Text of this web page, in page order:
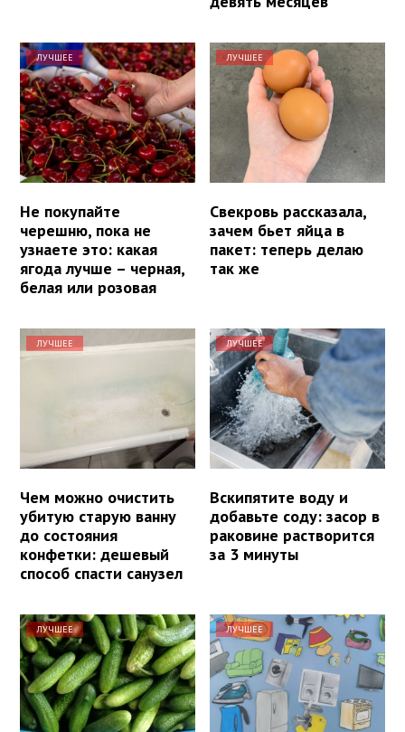
ЛУЧШЕЕ
Не покупайте
черешню, пока не
узнаете это: какая
ягода лучше – черная,
белая или розовая
ЛУЧШЕЕ
Свекровь рассказала,
зачем бьет яйца в
пакет: теперь делаю
так же
ЛУЧШЕЕ
Чем можно очистить
убитую старую ванну
до состояния
конфетки: дешевый
способ спасти санузел
ЛУЧШЕЕ
Вскипятите воду и
добавьте соду: засор в
раковине растворится
за 3 минуты
ЛУЧШЕЕ ЛУЧШЕЕ